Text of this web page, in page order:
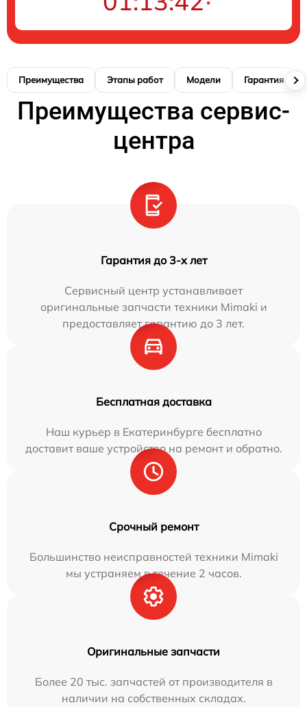
Преимущества Этапы работ Модели Гарантия
Преимущества сервис-
центра
Гарантия до 3-х лет
Сервисный центр устанавливает
оригинальные запчасти техники Mimaki и
предоставляет гарантию до 3 лет.
Бесплатная доставка
Наш курьер в Екатеринбурге бесплатно
доставит ваше устройство на ремонт и обратно.
Срочный ремонт
Большинство неисправностей техники Mimaki
мы устраняем в течение 2 часов.
Оригинальные запчасти
Более 20 тыс. запчастей от производителя в
наличии на собственных складах.